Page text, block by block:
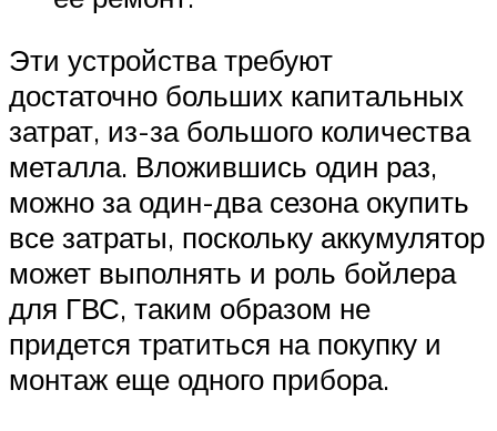
Эти устройства требуют
достаточно больших капитальных
затрат, из-за большого количества
металла. Вложившись один раз,
можно за один-два сезона окупить
все затраты, поскольку аккумулятор
может выполнять и роль бойлера
для ГВС, таким образом не
придется тратиться на покупку и
монтаж еще одного прибора.